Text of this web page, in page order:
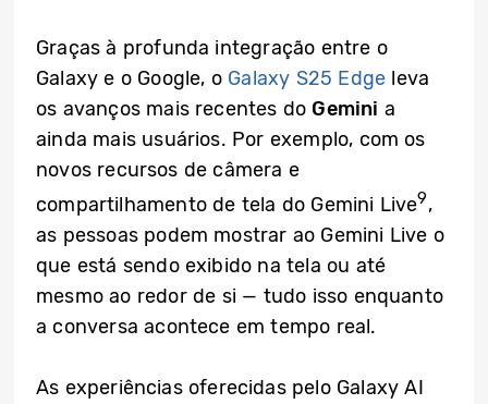
Graças à profunda integração entre o
Galaxy e o Google, o Galaxy S25 Edge leva
os avanços mais recentes do Gemini a
ainda mais usuários. Por exemplo, com os
novos recursos de câmera e
compartilhamento de tela do Gemini Live9,
as pessoas podem mostrar ao Gemini Live o
que está sendo exibido na tela ou até
mesmo ao redor de si — tudo isso enquanto
a conversa acontece em tempo real.
As experiências oferecidas pelo Galaxy AI